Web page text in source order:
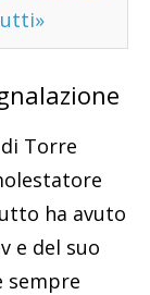
Torre
ha avuto
e del suo
sempre